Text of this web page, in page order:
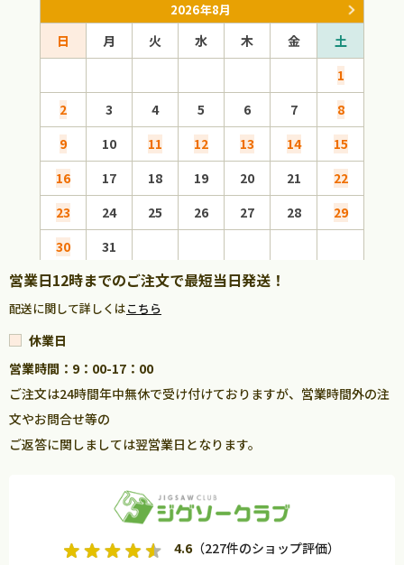
2026年8月
日 月 火 水 木 金
土
1
2
3 4 5 6 7
8
9
10 11 12 13 14
15
16
17 18 19 20 21
22
23
24 25 26 27 28
29
30
31
営業日12時までのご注文で最短当日発送！
配送に関して詳しくはこちら
休業日
営業時間：9：00-17：00
ご注文は24時間年中無休で受け付けておりますが、営業時間外の注
文やお問合せ等の
ご返答に関しましては翌営業日となります。
4.6（227件のショップ評価）